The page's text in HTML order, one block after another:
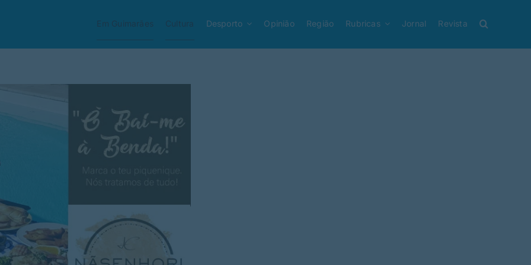
Em Guimarães Cultura Desporto Opinião Região Rubricas Jornal Revista